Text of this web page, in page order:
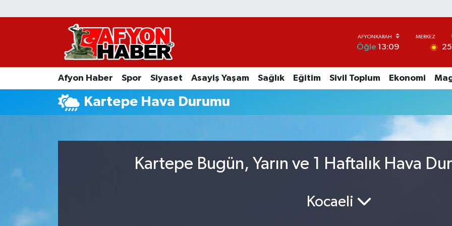
Öğle 13:09 25
Afyon Haber Spor Siyaset Asayiş Yaşam Sağlık Eğitim Sivil Toplum Ekonomi
Kartepe Hava Durumu
Kartepe Bugün, Yarın ve 1 Haftalık Hava
Kocaeli
Afyon Haber
Spor
Asayiş Yaşam